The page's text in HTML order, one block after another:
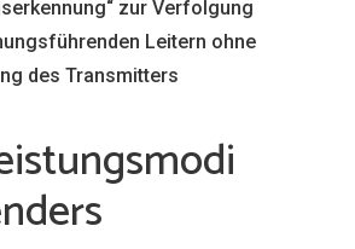
zur Verfolgung
Leitern ohne
des Transmitters